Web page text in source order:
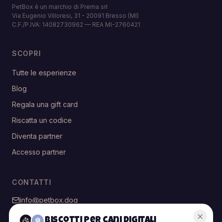
PetBox è un marchio di Prema srl
Via Eugenio Villoresi, 31 - 20091 Bresso (MI)
C.F./P.IVA: 14082730962 — REA MI-2760421
SCOPRI
Tutte le esperienze
Blog
Regala una gift card
Riscatta un codice
Diventa partner
Accesso partner
CONTATTI
info@petbox.dog
@petbox.dog
🍪